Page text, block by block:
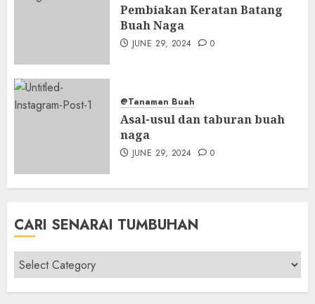
Pembiakan Keratan Batang
Buah Naga
JUNE 29, 2024 0
@Tanaman Buah
Asal-usul dan taburan buah
naga
JUNE 29, 2024 0
CARI SENARAI TUMBUHAN
Cari
Senarai
Tumbuhan